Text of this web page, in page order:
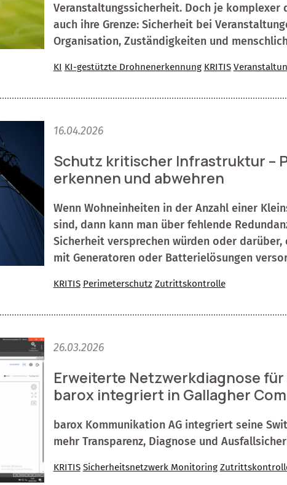
Veranstaltungssicherheit. Doch je
auch ihre Grenze: Sicherheit bei
Organisation, Zuständigkeiten und
KI KI-gestützte Drohnenerkennung KRITIS
16.04.2026
Schutz kritischer Infrastruktur –
erkennen und abwehren
Wenn Wohneinheiten in der Anzahl einer
sind, dann kann man über fehlende
Sicherheit versprechen würden oder
mit Generatoren oder Batterielösungen
KRITIS Perimeterschutz Zutrittskontrolle
26.03.2026
Erweiterte Netzwerkdiagnose
barox integriert in Gallagher
barox Kommunikation AG integriert seine
mehr Transparenz, Diagnose und
KRITIS Sicherheitsnetzwerk Monitoring